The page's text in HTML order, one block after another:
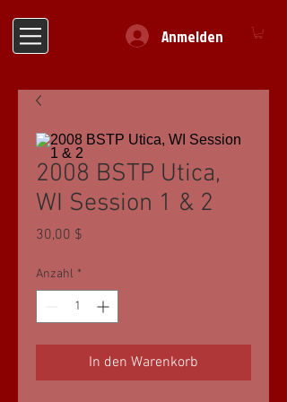
Anmelden
2008 BSTP Utica,
WI Session 1 & 2
30,00 $
Anzahl *
In den Warenkorb